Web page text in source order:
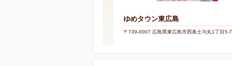
ゆめタウン東広島
〒739-0007 広島県東広島市西条土与丸1丁目5-7